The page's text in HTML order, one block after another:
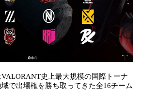
VALORANT史上最大規模の国際トーナ
で出場権を勝ち取ってきた全16チーム